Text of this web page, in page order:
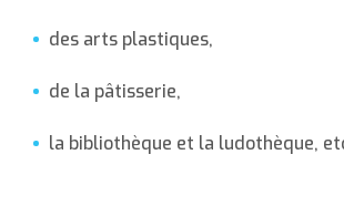
des arts plastiques,
de la pâtisserie,
la bibliothèque et la ludothèque,